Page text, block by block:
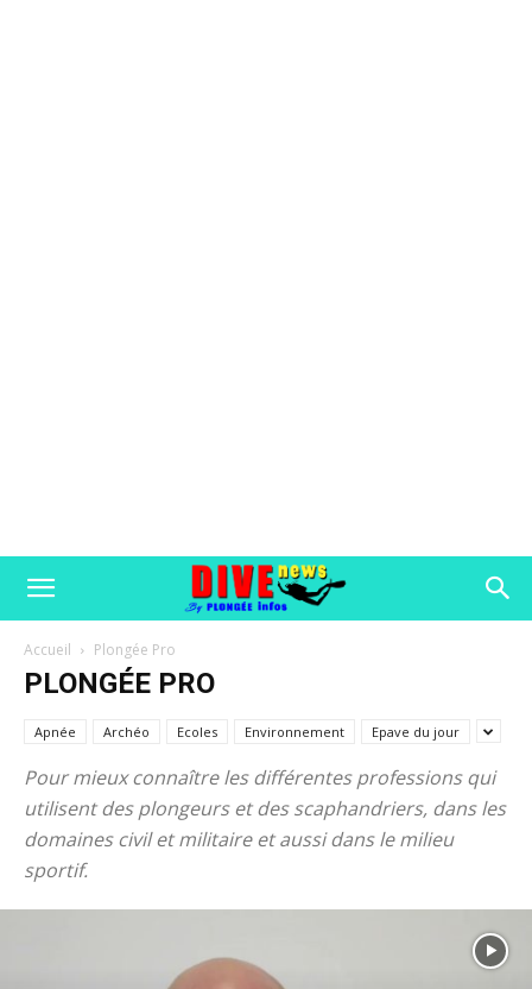
Accueil Plongée Pro
PLONGÉE PRO
Apnée Archéo Ecoles Environnement Epave du jour
Pour mieux connaître les différentes professions qui
utilisent des plongeurs et des scaphandriers, dans les
domaines civil et militaire et aussi dans le milieu
sportif.